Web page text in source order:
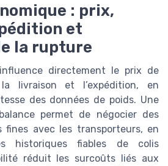
: prix,
et
la rupture
directement le prix de
livraison et l’expédition, en
des données de poids. Une
permet de négocier des
fines avec les transporteurs, en
historiques fiables de colis
réduit les surcoûts liés aux